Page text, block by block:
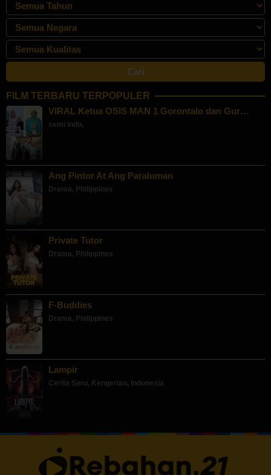
FILM TERBARU TERPOPULER
VIRAL Ketua OSIS MAN 1 Gorontalo dan Gur…
semi indo,
Ang Pintor At Ang Paraluman
Drama, Philippines
Private Tutor
Drama, Philippines
F-Buddies
Drama, Philippines
Lampir
Cerita Seru, Kengerian, Indonesia